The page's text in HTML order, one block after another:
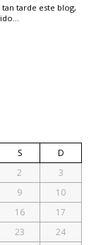
tan tarde este blog,
S
D
2
3
9
10
16
17
23
24